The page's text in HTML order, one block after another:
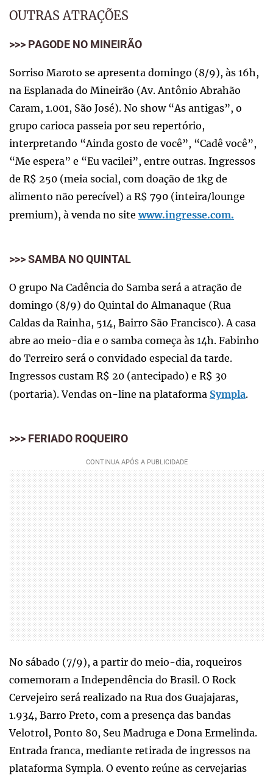
OUTRAS ATRAÇÕES
>>> PAGODE NO MINEIRÃO
Sorriso Maroto se apresenta domingo (8/9), às 16h,
na Esplanada do Mineirão (Av. Antônio Abrahão
Caram, 1.001, São José). No show “As antigas”, o
grupo carioca passeia por seu repertório,
interpretando “Ainda gosto de você”, “Cadê você”,
“Me espera” e “Eu vacilei”, entre outras. Ingressos
de R$ 250 (meia social, com doação de 1kg de
alimento não perecível) a R$ 790 (inteira/lounge
premium), à venda no sitewww.ingresse.com.
>>> SAMBA NO QUINTAL
O grupo Na Cadência do Samba será a atração de
domingo (8/9) do Quintal do Almanaque (Rua
Caldas da Rainha, 514, Bairro São Francisco). A casa
abre ao meio-dia e o samba começa às 14h. Fabinho
do Terreiro será o convidado especial da tarde.
Ingressos custam R$ 20 (antecipado) e R$ 30
(portaria). Vendas on-line na plataforma Sympla.
>>> FERIADO ROQUEIRO
No sábado (7/9), a partir do meio-dia, roqueiros
comemoram a Independência do Brasil. O Rock
Cervejeiro será realizado na Rua dos Guajajaras,
1.934, Barro Preto, com a presença das bandas
Velotrol, Ponto 80, Seu Madruga e Dona Ermelinda.
Entrada franca, mediante retirada de ingressos na
plataforma Sympla. O evento reúne as cervejarias